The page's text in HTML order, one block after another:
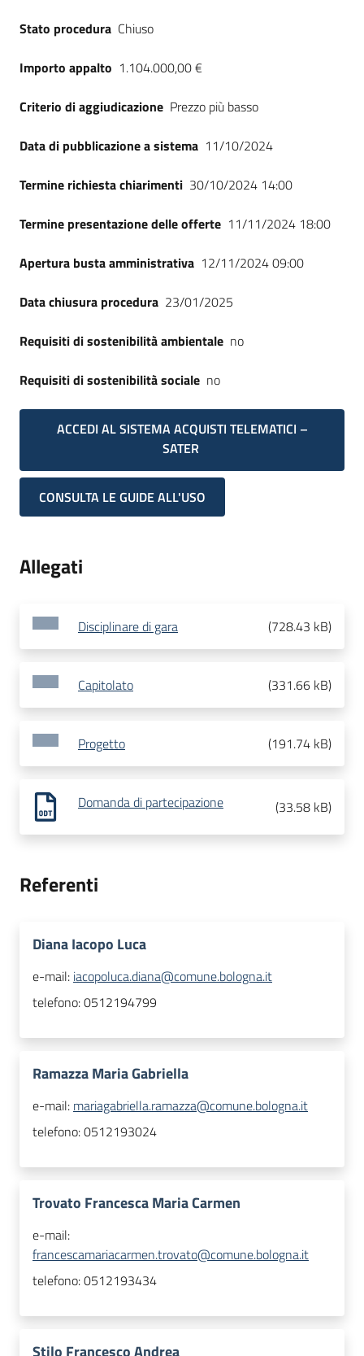
Stato procedura Chiuso
Importo appalto 1.104.000,00 €
Criterio di aggiudicazione Prezzo più basso
Data di pubblicazione a sistema 11/10/2024
Termine richiesta chiarimenti 30/10/2024 14:00
Termine presentazione delle offerte 11/11/2024 18:00
Apertura busta amministrativa 12/11/2024 09:00
Data chiusura procedura 23/01/2025
Requisiti di sostenibilità ambientale no
Requisiti di sostenibilità sociale no
ACCEDI AL SISTEMA ACQUISTI TELEMATICI –
SATER
CONSULTA LE GUIDE ALL'USO
Allegati
Disciplinare di gara (728.43 kB)
Capitolato (331.66 kB)
Progetto (191.74 kB)
Domanda di partecipazione (33.58 kB)
Referenti
Diana Iacopo Luca
e-mail: iacopoluca.diana@comune.bologna.it
telefono:0512194799
Ramazza Maria Gabriella
e-mail: mariagabriella.ramazza@comune.bologna.it
telefono:0512193024
Trovato Francesca Maria Carmen
e-mail:
francescamariacarmen.trovato@comune.bologna.it
telefono:0512193434